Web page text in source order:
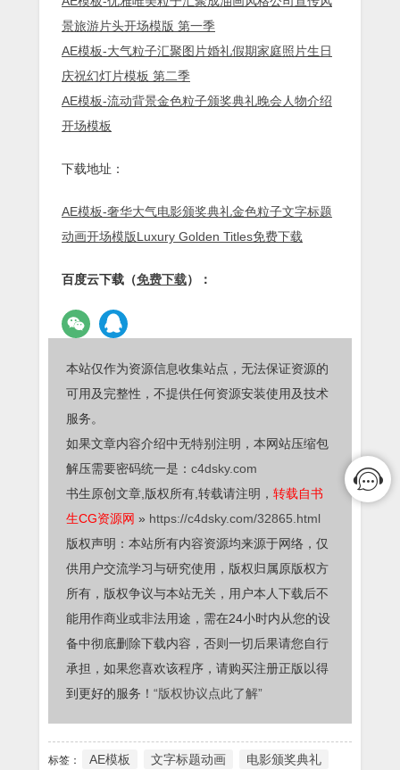
景旅游片头开场模版 第一季
AE模板-大气粒子汇聚图片婚礼假期家庭照片生日
庆祝幻灯片模板 第二季
AE模板-流动背景金色粒子颁奖典礼晚会人物介绍
开场模板
下载地址：
AE模板-奢华大气电影颁奖典礼金色粒子文字标题
动画开场模版Luxury Golden Titles免费下载
百度云下载（免费下载）：
本站仅作为资源信息收集站点，无法保证资源的
可用及完整性，不提供任何资源安装使用及技术
服务。
如果文章内容介绍中无特别注明，本网站压缩包
解压需要密码统一是： c4dsky.com
书生原创文章,版权所有,转载请注明， 转载自书
生CG资源网 » https://c4dsky.com/32865.html
版权声明：本站所有内容资源均来源于网络，仅
供用户交流学习与研究使用，版权归属原版权方
所有，版权争议与本站无关，用户本人下载后不
能用作商业或非法用途，需在24小时内从您的设
备中彻底删除下载内容，否则一切后果请您自行
承担，如果您喜欢该程序，请购买注册正版以得
到更好的服务！ “版权协议点此了解”
标签： AE模板 文字标题动画 电影颁奖典礼